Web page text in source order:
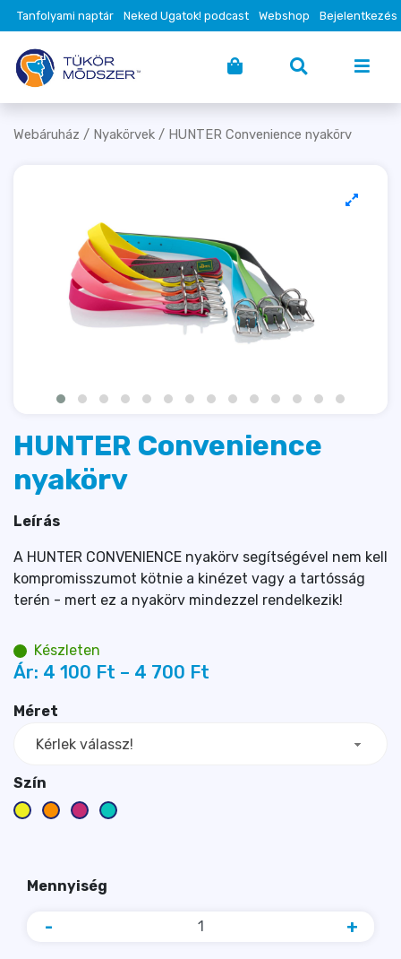
Tanfolyami naptár Neked Ugatok! podcast Webshop Bejelentkezés
Webáruház / Nyakörvek / HUNTER Convenience nyakörv
HUNTER Convenience
nyakörv
Leírás
A HUNTER CONVENIENCE nyakörv segítségével nem kell
kompromisszumot kötnie a kinézet vagy a tartósság
terén - mert ez a nyakörv mindezzel rendelkezik!
Készleten
Ár: 4 100 Ft – 4 700 Ft
Méret
Kérlek válassz!
Szín
Mennyiség
- +